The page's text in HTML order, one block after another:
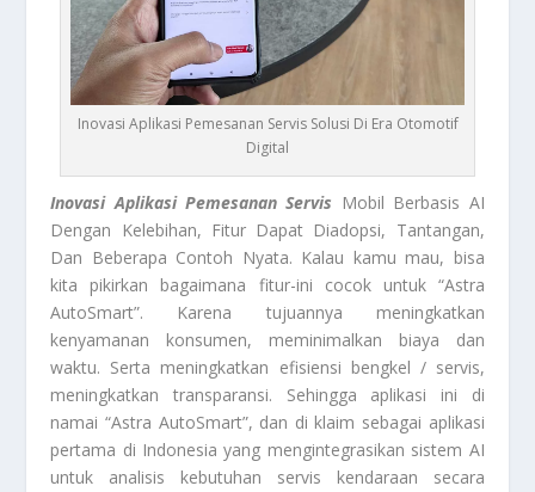
Inovasi Aplikasi Pemesanan Servis Solusi Di Era Otomotif
Digital
Inovasi Aplikasi Pemesanan Servis Mobil Berbasis AI
Dengan Kelebihan, Fitur Dapat Diadopsi, Tantangan,
Dan Beberapa Contoh Nyata. Kalau kamu mau, bisa
kita pikirkan bagaimana fitur-ini cocok untuk “Astra
AutoSmart”. Karena tujuannya meningkatkan
kenyamanan konsumen, meminimalkan biaya dan
waktu. Serta meningkatkan efisiensi bengkel / servis,
meningkatkan transparansi. Sehingga aplikasi ini di
namai “Astra AutoSmart”, dan di klaim sebagai aplikasi
pertama di Indonesia yang mengintegrasikan sistem AI
untuk analisis kebutuhan servis kendaraan secara